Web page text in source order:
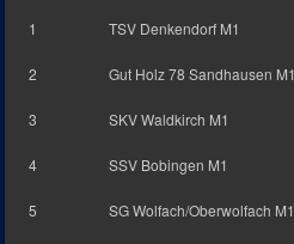
1 TSV Denkendorf M1
2 Gut Holz 78 Sandhausen M1
3 SKV Waldkirch M1
4 SSV Bobingen M1
5 SG Wolfach/Oberwolfach M1